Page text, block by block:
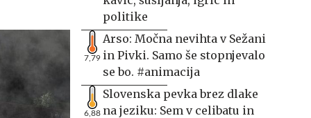
politike
7,79
Arso: Močna nevihta v Sežani
in Pivki. Samo še stopnjevalo
se bo. #animacija
6,88
Slovenska pevka brez dlake
na jeziku: Sem v celibatu in